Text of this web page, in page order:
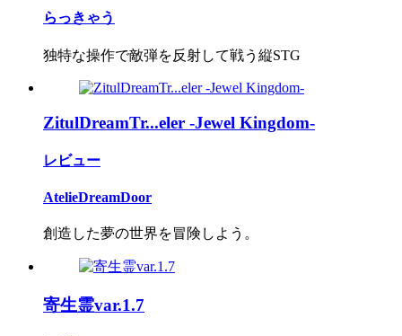
らっきゃう
独特な操作で敵弾を反射して戦う縦STG
ZitulDreamTr...eler -Jewel Kingdom-
レビュー
AtelieDreamDoor
創造した夢の世界を冒険しよう。
寄生霊var.1.7